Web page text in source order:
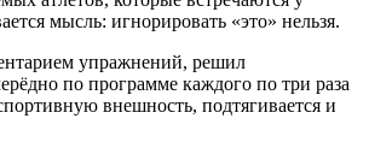
мысль: игнорировать «это» нельзя.
упражнений, решил
по программе каждого по три раза
внешность, подтягивается и